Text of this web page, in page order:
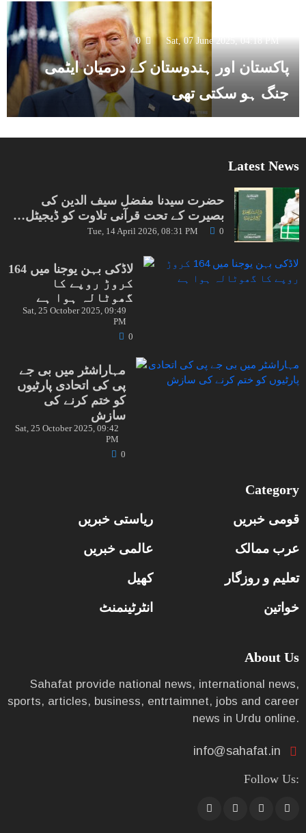
Sat, 07 June 2025, 04:18 PM
0
پاکستان اور ہندوستان کے درمیان ایٹمی
جنگ ہو سکتی تھی
Latest News
حضرت سیدنا مفضل سیف الدین کی
بصیرت کے تحت قرآنی تلاوت کو ڈیجیٹل…
Tue, 14 April 2026, 08:31 PM 0
لاڈکی بہن یوجنا میں 164
کروڑ روپے کا
گھوٹالہ ہوا ہے
Sat, 25 October 2025, 09:49
PM
0
مہاراشٹر میں بی جے
پی کی اتحادی پارٹیوں
کو ختم کرنے کی
سازش
Sat, 25 October 2025, 09:42
PM
0
Category
قومی خبریں ریاستی خبریں
عرب ممالک عالمی خبریں
تعلیم و روزگار کھیل
خواتین انٹرٹینمنٹ
About Us
Sahafat provide national news, international news,
sports, articles, business, entrtaimnet, jobs and career
news in Urdu online.
info@sahafat.in
Follow Us: